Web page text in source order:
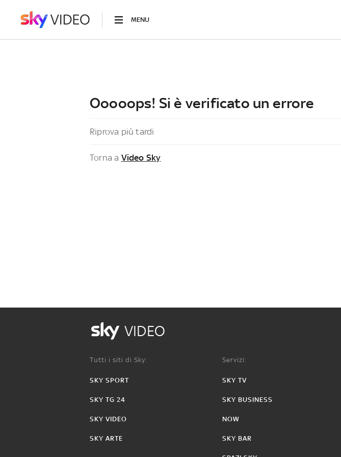
MENU
Ooooops! Si è verificato un errore
Riprova più tardi
Torna a Video Sky
VIDEO
Tutti i siti di Sky:
SKY SPORT
SKY TG 24
SKY VIDEO
SKY ARTE
Servizi:
SKY TV
SKY BUSINESS
NOW
SKY BAR